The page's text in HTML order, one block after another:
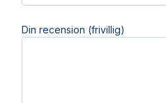
Din recension (frivillig)